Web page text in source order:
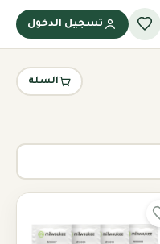
تسجيل الدخول
السلة